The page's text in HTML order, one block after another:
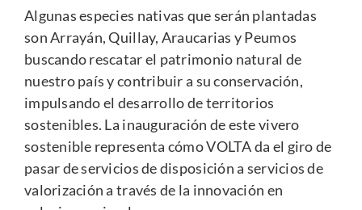
Algunas especies nativas que serán plantadas
son Arrayán, Quillay, Araucarias y Peumos
buscando rescatar el patrimonio natural de
nuestro país y contribuir a su conservación,
impulsando el desarrollo de territorios
sostenibles. La inauguración de este vivero
sostenible representa cómo VOLTA da el giro de
pasar de servicios de disposición a servicios de
valorización a través de la innovación en